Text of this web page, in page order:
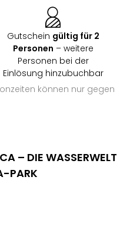
Gutschein gültig für 2
Personen – weitere
Personen bei der
Einlösung hinzubuchbar
können nur gegen
– DIE WASSERWELT
PARK